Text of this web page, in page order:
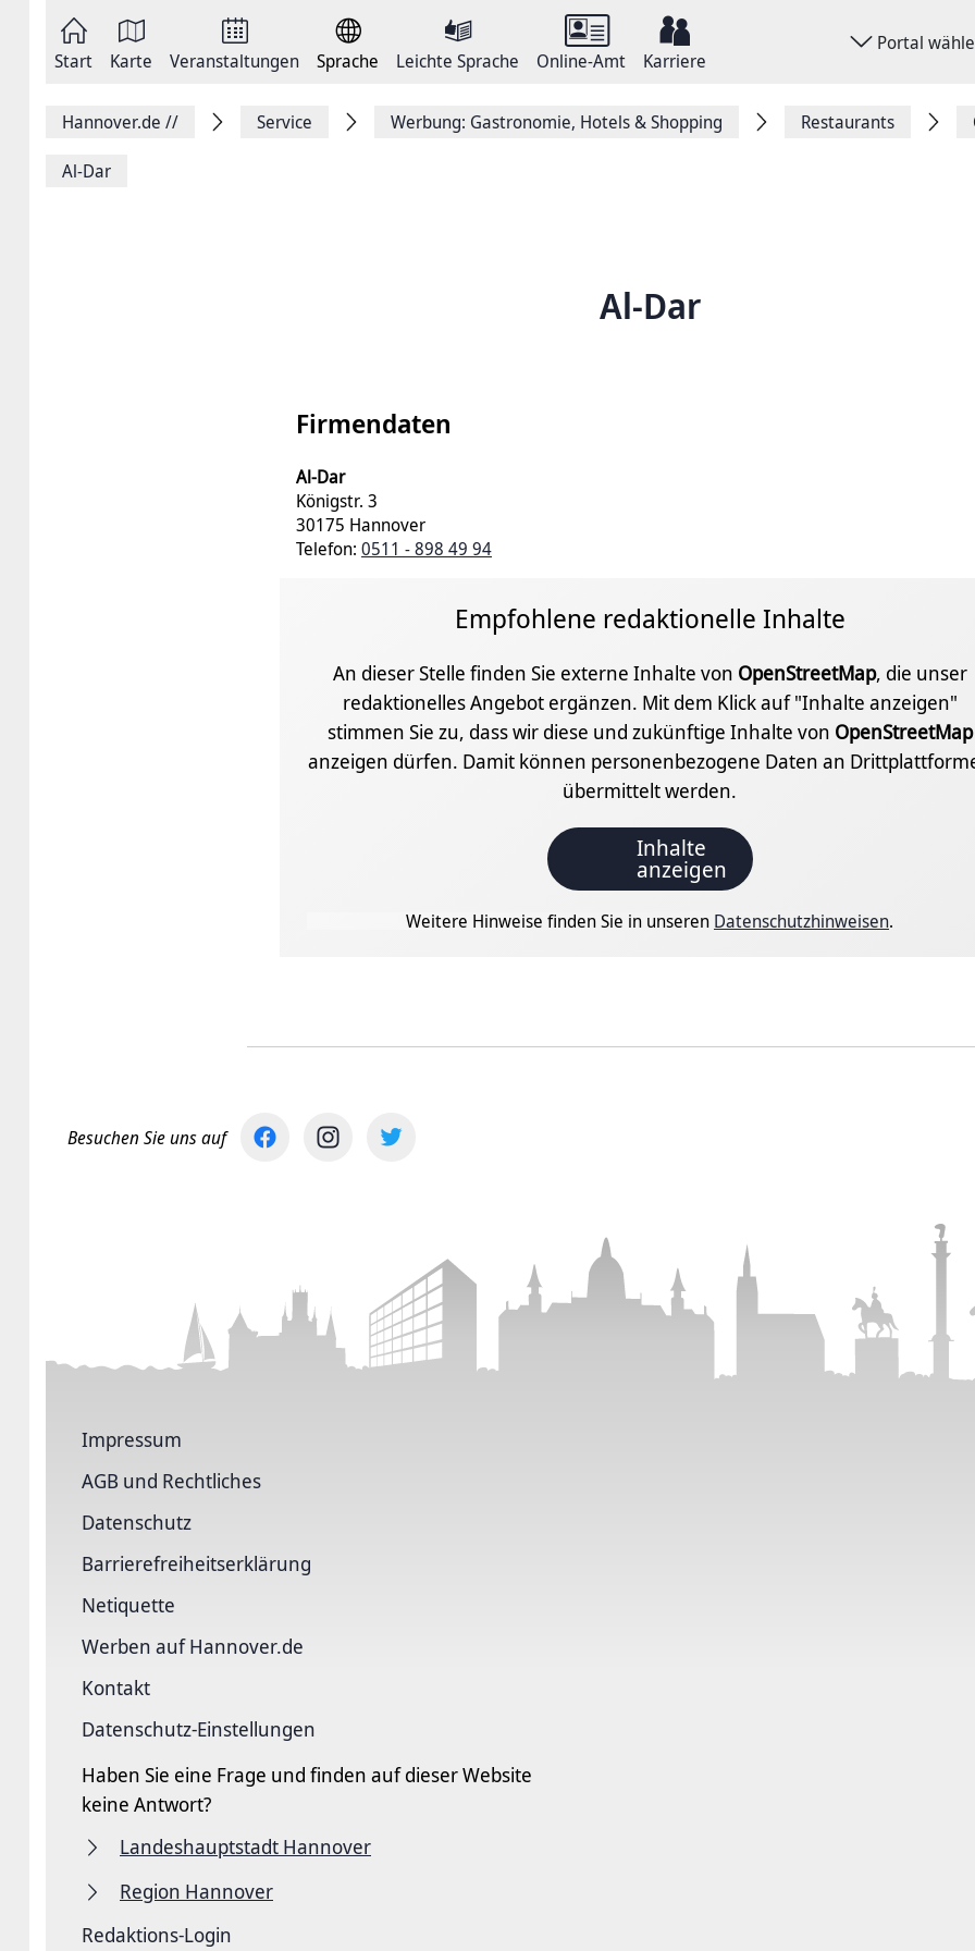
springen
Start Karte Veranstaltungen Sprache Leichte Sprache Online-Amt Karriere
Portal
FacebookHannover.de // Service Werbung: Gastronomie, Hotels & Shopping Restaurants
Al-Dar
Al-Dar
Firmendaten
Al-Dar
Königstr. 3
30175 Hannover
Telefon: 0511 - 898 49 94
Empfohlene redaktionelle Inhalte
An dieser Stelle finden Sie externe Inhalte von OpenStreetMap, die unser
redaktionelles Angebot ergänzen. Mit dem Klick auf "Inhalte anzeigen"
stimmen Sie zu, dass wir diese und zukünftige Inhalte von OpenStreetMap
anzeigen dürfen. Damit können personenbezogene Daten an
übermittelt werden.
Inhalte
anzeigen
Weitere Hinweise finden Sie in unseren Datenschutzhinweisen.
Besuchen Sie uns auf
Impressum
AGB und Rechtliches
Datenschutz
Barriere­freiheits­erklärung
Netiquette
Werben auf Hannover.de
Kontakt
Datenschutz-Einstellungen
Haben Sie eine Frage und finden auf dieser Website
keine Antwort?
Landeshauptstadt Hannover
Region Hannover
Redaktions-Login